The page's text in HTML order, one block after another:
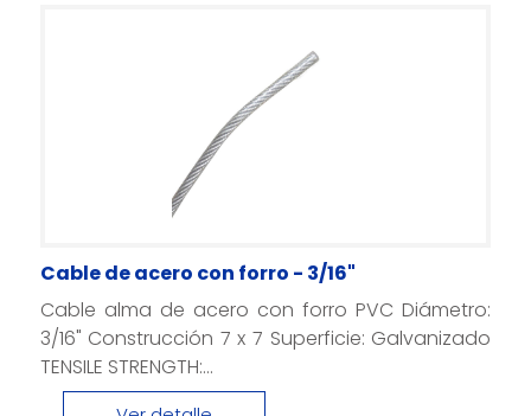
Cable de acero con forro - 3/16"
Cable alma de acero con forro PVC Diámetro:
3/16" Construcción 7 x 7 Superficie: Galvanizado
TENSILE STRENGTH:...